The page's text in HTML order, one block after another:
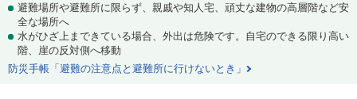
避難場所や避難所に限らず、親戚や知人宅、頑丈な建物の高層階など安
全な場所へ
水がひざ上まできている場合、外出は危険です。自宅のできる限り高い
階、崖の反対側へ移動
防災手帳「避難の注意点と避難所に行けないとき」